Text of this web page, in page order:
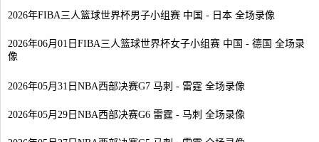
2026年FIBA三人篮球世界杯男子小组赛 中国 - 日本 全场录像
2026年06月01日FIBA三人篮球世界杯女子小组赛 中国 - 德国 全场录
像
2026年05月31日NBA西部决赛G7 马刺 - 雷霆 全场录像
2026年05月29日NBA西部决赛G6 雷霆 - 马刺 全场录像